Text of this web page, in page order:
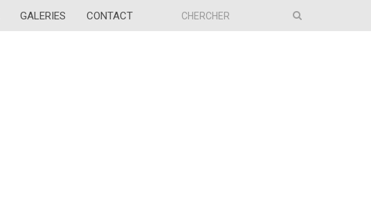
GALERIES CONTACT